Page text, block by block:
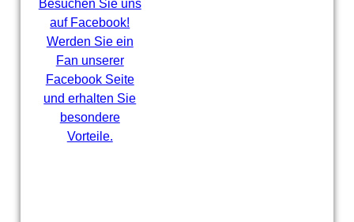
Besuchen Sie uns
auf Facebook!
Werden Sie ein
Fan unserer
Facebook Seite
und erhalten Sie
besondere
Vorteile.